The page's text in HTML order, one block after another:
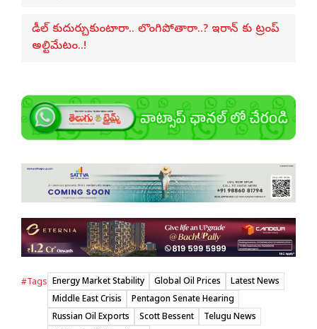
డీల్ కుదుర్చుకుంటారా.. లొంగిపోతారా..? ఇరాన్ కు ట్రంప్
అల్టిమేటం..!
#Tags Energy Market Stability Global Oil Prices
Latest News
Middle East Crisis
Pentagon Senate Hearing
Russian Oil Exports
Scott Bessent
Telugu News